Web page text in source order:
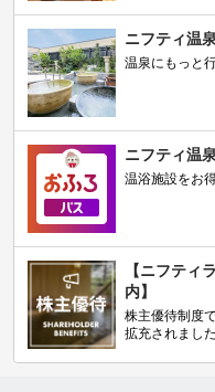
ニフティ温
温泉にもっと
ニフティ温
温浴施設をお
【ニフティ
内】
株主優待制度
拡充されました